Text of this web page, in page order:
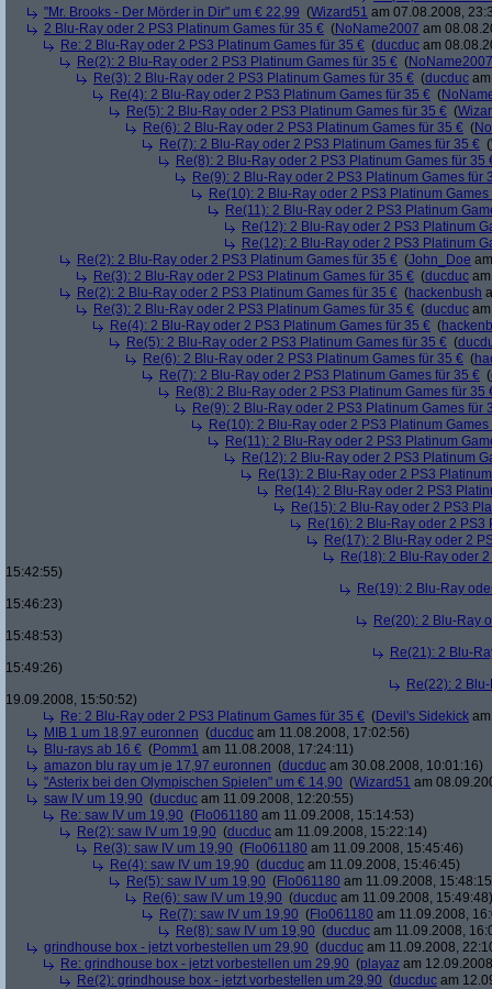
"Mr. Brooks - Der Mörder in Dir" um € 22,99 (Wizard51 am 07.08.2008,
2 Blu-Ray oder 2 PS3 Platinum Games für 35 € (NoName2007 am
Re: 2 Blu-Ray oder 2 PS3 Platinum Games für 35 € (ducduc am
Re(2): 2 Blu-Ray oder 2 PS3 Platinum Games für 35 € (NoName2007
Re(3): 2 Blu-Ray oder 2 PS3 Platinum Games für 35 € (ducduc
Re(4): 2 Blu-Ray oder 2 PS3 Platinum Games für 35 € (
Re(5): 2 Blu-Ray oder 2 PS3 Platinum Games für 35 € (
Re(6): 2 Blu-Ray oder 2 PS3 Platinum Games für 35 € (
Re(7): 2 Blu-Ray oder 2 PS3 Platinum Games für 35 € (
Re(8): 2 Blu-Ray oder 2 PS3 Platinum Games für 35
Re(9): 2 Blu-Ray oder 2 PS3 Platinum Games für
Re(10): 2 Blu-Ray oder 2 PS3 Platinum Games
Re(11): 2 Blu-Ray oder 2 PS3 Platinum
Re(12): 2 Blu-Ray oder 2 PS3 Platinum
Re(12): 2 Blu-Ray oder 2 PS3 Platinum
Re(2): 2 Blu-Ray oder 2 PS3 Platinum Games für 35 € (John_Doe
Re(3): 2 Blu-Ray oder 2 PS3 Platinum Games für 35 € (ducduc
Re(2): 2 Blu-Ray oder 2 PS3 Platinum Games für 35 € (hackenbush
Re(3): 2 Blu-Ray oder 2 PS3 Platinum Games für 35 € (ducduc
Re(4): 2 Blu-Ray oder 2 PS3 Platinum Games für 35 € (
Re(5): 2 Blu-Ray oder 2 PS3 Platinum Games für 35 € (
Re(6): 2 Blu-Ray oder 2 PS3 Platinum Games für 35 € (
Re(7): 2 Blu-Ray oder 2 PS3 Platinum Games für 35 € (
Re(8): 2 Blu-Ray oder 2 PS3 Platinum Games für 35
Re(9): 2 Blu-Ray oder 2 PS3 Platinum Games für
Re(10): 2 Blu-Ray oder 2 PS3 Platinum Games
Re(11): 2 Blu-Ray oder 2 PS3 Platinum
Re(12): 2 Blu-Ray oder 2 PS3 Platinum
Re(13): 2 Blu-Ray oder 2 PS3
Re(14): 2 Blu-Ray oder 2 PS3
Re(15): 2 Blu-Ray oder 2 PS3
Re(16): 2 Blu-Ray oder 2 PS3
Re(17): 2 Blu-Ray oder 2
Re(18): 2 Blu-Ray oder
15:42:55)
Re(19): 2 Blu-Ray
15:46:23)
Re(20): 2 Blu-Ray
15:48:53)
Re(21): 2 Blu-
15:49:26)
Re(22): 2
19.09.2008, 15:50:52)
Re: 2 Blu-Ray oder 2 PS3 Platinum Games für 35 € (Devil's Sidekick
MIB 1 um 18,97 euronnen (ducduc am 11.08.2008, 17:02:56)
Blu-rays ab 16 € (Pomm1 am 11.08.2008, 17:24:11)
amazon blu ray um je 17,97 euronnen (ducduc am 30.08.2008, 10:01:16)
"Asterix bei den Olympischen Spielen" um € 14,90 (Wizard51 am
saw IV um 19,90 (ducduc am 11.09.2008, 12:20:55)
Re: saw IV um 19,90 (Flo061180 am 11.09.2008, 15:14:53)
Re(2): saw IV um 19,90 (ducduc am 11.09.2008, 15:22:14)
Re(3): saw IV um 19,90 (Flo061180 am 11.09.2008, 15:45:46)
Re(4): saw IV um 19,90 (ducduc am 11.09.2008, 15:46:45)
Re(5): saw IV um 19,90 (Flo061180 am 11.09.2008,
Re(6): saw IV um 19,90 (ducduc am 11.09.2008, 15:49:48)
Re(7): saw IV um 19,90 (Flo061180 am 11.09.2008,
Re(8): saw IV um 19,90 (ducduc am 11.09.2008,
grindhouse box - jetzt vorbestellen um 29,90 (ducduc am 11.09.2008,
Re: grindhouse box - jetzt vorbestellen um 29,90 (playaz am
Re(2): grindhouse box - jetzt vorbestellen um 29,90 (ducduc am